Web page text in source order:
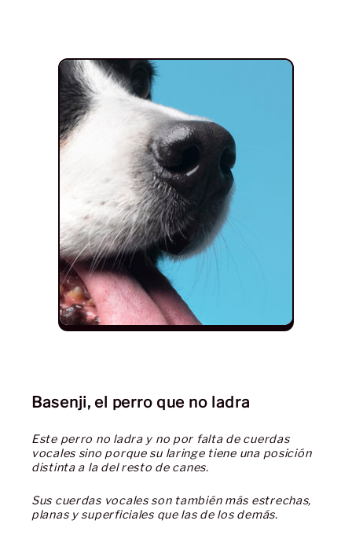
Basenji, el perro que no ladra
Este perro no ladra y no por falta de cuerdas
vocales sino porque su laringe tiene una posición
distinta a la del resto de canes.
Sus cuerdas vocales son también más estrechas,
planas y superficiales que las de los demás.